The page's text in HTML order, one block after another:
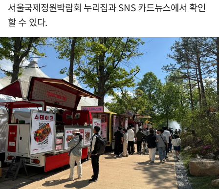
서울국제정원박람회 누리집과 SNS 카드뉴스에서 확인
할 수 있다.